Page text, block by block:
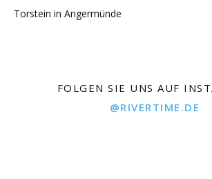
Torstein in Angermünde
FOLGEN SIE UNS AUF
@RIVERTIME.DE